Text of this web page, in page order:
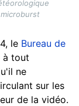
le Bureau de
à tout
ne
sur les
de la vidéo.